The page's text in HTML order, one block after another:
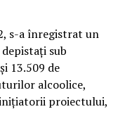
s-a înregistrat un
sub
13.509 de
alcoolice,
proiectului,